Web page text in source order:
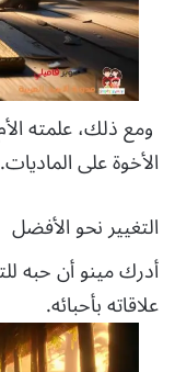
ومع ذلك، علمته
الأخوة على الماديات.
التغيير نحو الأفضل
أدرك مينو أن حبه
علاقاته بأحبائه.